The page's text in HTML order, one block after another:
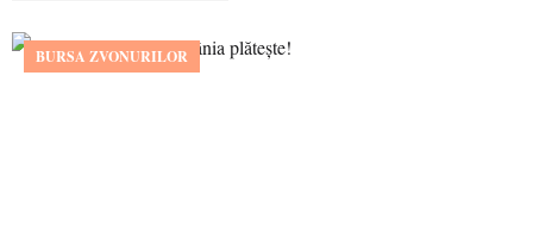
BURSA ZVONURILOR